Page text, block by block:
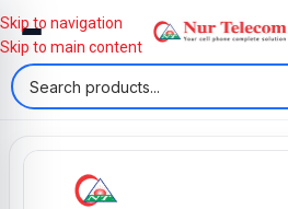
Skip to navigation
Skip to main content